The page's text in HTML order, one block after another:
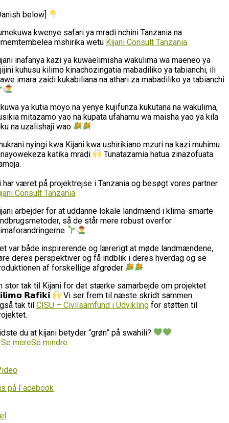
below]
kwenye safari ya mradi nchini Tanzania na
mshirika wetu Kijani Consult Tanzania.
inafanya kazi ya kuwaelimisha wakulima wa maeneo ya
kuhusu kilimo kinachozingatia mabadiliko ya tabianchi, ili
imara zaidi kukabiliana na athari za mabadiliko ya tabianchi
ya kutia moyo na yenye kujifunza kukutana na wakulima,
mitazamo yao na kupata ufahamu wa maisha yao ya kila
na uzalishaji wao
nyingi kwa Kijani kwa ushirikiano mzuri na kazi muhimu
katika mradi
Tunatazamia hatua zinazofuata
har været på projektrejse i Tanzania og besøgt vores partner
Consult Tanzania.
arbejder for at uddanne lokale landmænd i klima-smarte
så de står mere robust overfor
var både inspirerende og lærerigt at møde landmændene,
deres perspektiver og få indblik i deres hverdag og se
af forskellige afgrøder
stor tak til Kijani for det stærke samarbejde om projektet
𝗥𝗮𝗳𝗶𝗸𝗶
Vi ser frem til næste skridt sammen.
tak til CISU – Civilsamfund i Udvikling for støtten til
du at kijani betyder “grøn” på swahili?
Se mereSe mindre
på Facebook